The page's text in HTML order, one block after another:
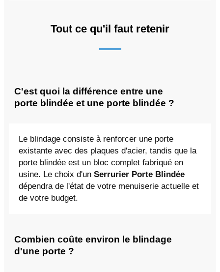
Tout ce qu'il faut retenir
C'est quoi la différence entre une
porte blindée et une porte blindée ?
Le blindage consiste à renforcer une porte
existante avec des plaques d'acier, tandis que la
porte blindée est un bloc complet fabriqué en
usine. Le choix d'un Serrurier Porte Blindée
dépendra de l'état de votre menuiserie actuelle et
de votre budget.
Combien coûte environ le blindage
d'une porte ?